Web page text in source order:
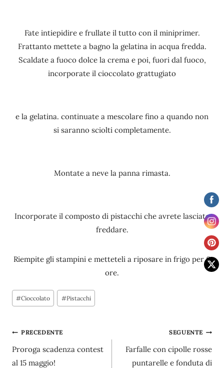
Fate intiepidire e frullate il tutto con il miniprimer.
Frattanto mettete a bagno la gelatina in acqua fredda.
Scaldate a fuoco dolce la crema e poi, fuori dal fuoco,
incorporate il cioccolato grattugiato
e la gelatina. continuate a mescolare fino a quando non
si saranno sciolti completamente.
Montate a neve la panna rimasta.
Incorporate il composto di pistacchi che avrete lasciato
freddare.
Riempite gli stampini e metteteli a riposare in frigo per 6
ore.
Tag
articolo:
#Cioccolato #Pistacchi
Navigazione
articoli
PRECEDENTE
Proroga scadenza contest
al 15 maggio!
SEGUENTE
Farfalle con cipolle rosse
puntarelle e fonduta di